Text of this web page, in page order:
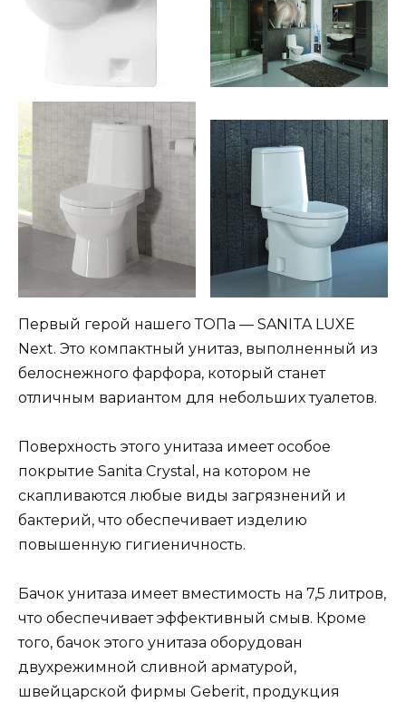
Первый герой нашего ТОПа — SANITA LUXE
Next. Это компактный унитаз, выполненный из
белоснежного фарфора, который станет
отличным вариантом для небольших туалетов.
Поверхность этого унитаза имеет особое
покрытие Sanita Crystal, на котором не
скапливаются любые виды загрязнений и
бактерий, что обеспечивает изделию
повышенную гигиеничность.
Бачок унитаза имеет вместимость на 7,5 литров,
что обеспечивает эффективный смыв. Кроме
того, бачок этого унитаза оборудован
двухрежимной сливной арматурой,
швейцарской фирмы Geberit, продукция